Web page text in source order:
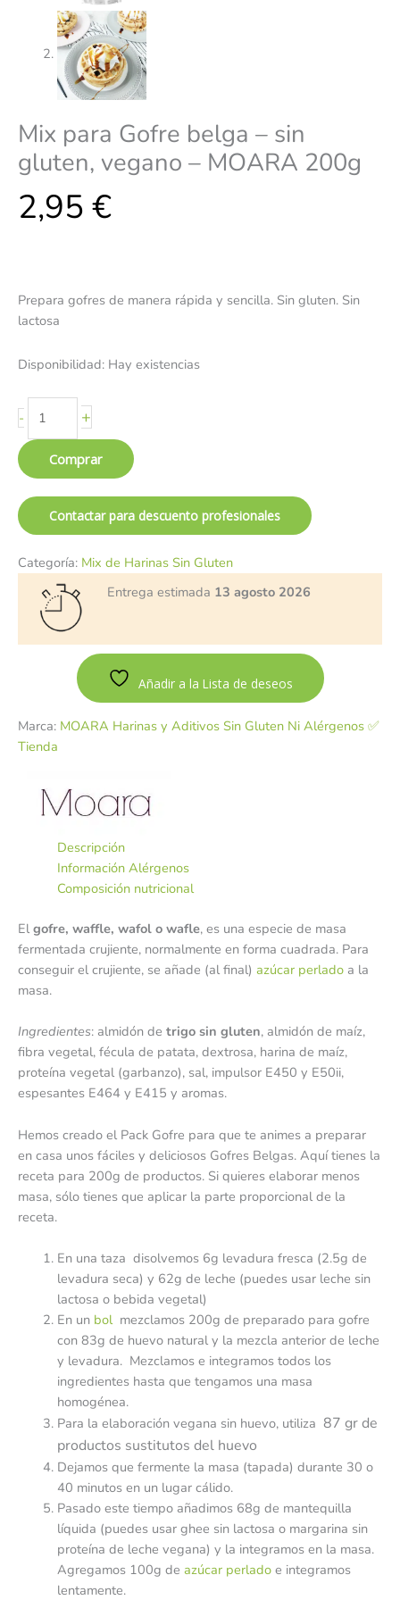
Mix para Gofre belga – sin
gluten, vegano – MOARA 200g
2,95 €
Prepara gofres de manera rápida y sencilla. Sin gluten. Sin
lactosa
Disponibilidad: Hay existencias
- +
Comprar
Contactar para descuento profesionales
Categoría: Mix de Harinas Sin Gluten
Entrega estimada 13 agosto 2026
Añadir a la Lista de deseos
Marca: MOARA Harinas y Aditivos Sin Gluten Ni Alérgenos ✅
Tienda
Descripción
Información Alérgenos
Composición nutricional
El gofre, waffle, wafol o wafle, es una especie de masa
fermentada crujiente, normalmente en forma cuadrada. Para
conseguir el crujiente, se añade (al final) azúcar perlado a la
masa.
Ingredientes: almidón de trigo sin gluten, almidón de maíz,
fibra vegetal, fécula de patata, dextrosa, harina de maíz,
proteína vegetal (garbanzo), sal, impulsor E450 y E50ii,
espesantes E464 y E415 y aromas.
Hemos creado el Pack Gofre para que te animes a preparar
en casa unos fáciles y deliciosos Gofres Belgas. Aquí tienes la
receta para 200g de productos. Si quieres elaborar menos
masa, sólo tienes que aplicar la parte proporcional de la
receta.
En una taza disolvemos 6g levadura fresca (2.5g de
levadura seca) y 62g de leche (puedes usar leche sin
lactosa o bebida vegetal)
En unbol mezclamos 200g de preparado para gofre
con 83g de huevo natural y la mezcla anterior de leche
y levadura. Mezclamos e integramos todos los
ingredientes hasta que tengamos una masa
homogénea.
Para la elaboración vegana sin huevo, utiliza 87 gr de
productos sustitutos del huevo
Dejamos que fermente la masa (tapada) durante 30 o
40 minutos en un lugar cálido.
Pasado este tiempo añadimos 68g de mantequilla
líquida (puedes usar ghee sin lactosa o margarina sin
proteína de leche vegana) y la integramos en la masa.
Agregamos 100g de azúcar perladoe integramos
lentamente.